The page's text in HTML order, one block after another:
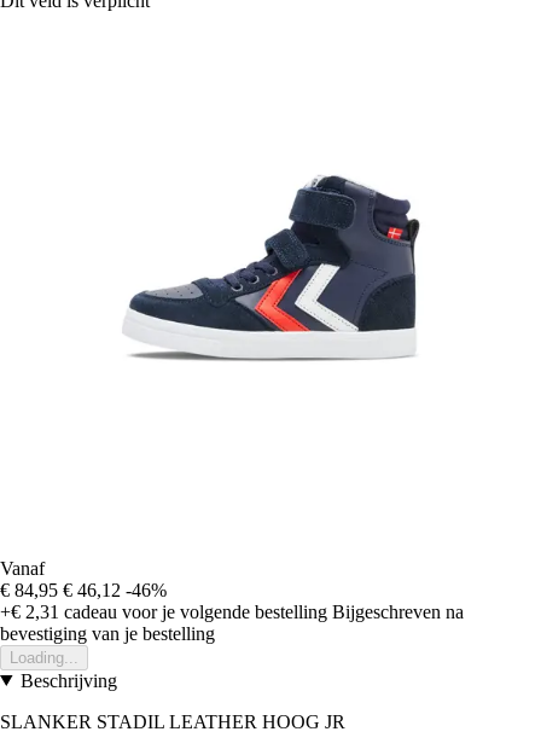
Vanaf
€ 84,95 € 46,12 -46%
+€ 2,31 cadeau voor je volgende bestelling Bijgeschreven na
bevestiging van je bestelling
Loading...
Beschrijving
SLANKER STADIL LEATHER HOOG JR